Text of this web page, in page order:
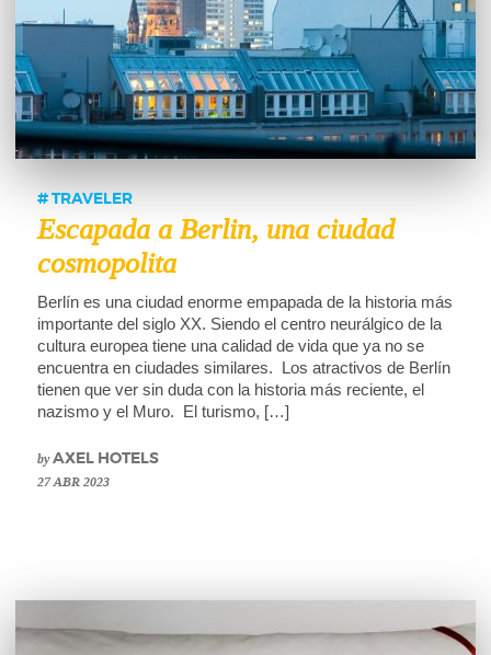
TRAVELER
Escapada a Berlin, una ciudad
cosmopolita
Berlín es una ciudad enorme empapada de la historia más
importante del siglo XX. Siendo el centro neurálgico de la
cultura europea tiene una calidad de vida que ya no se
encuentra en ciudades similares. Los atractivos de Berlín
tienen que ver sin duda con la historia más reciente, el
nazismo y el Muro. El turismo, […]
byAXEL HOTELS
27 ABR 2023